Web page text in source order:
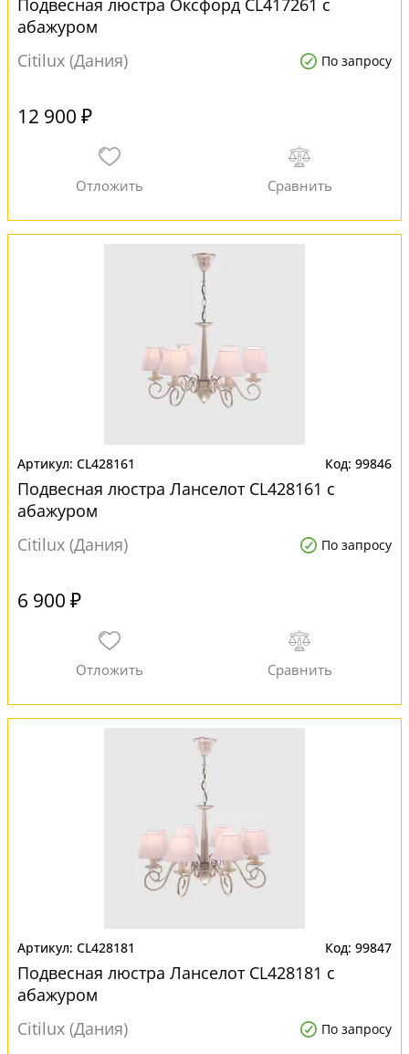
Подвесная люстра Оксфорд CL417261 с
абажуром
Citilux (Дания)
По запросу
12 900 ₽
CL428161 99846
Подвесная люстра Ланселот CL428161 с
абажуром
Citilux (Дания)
По запросу
6 900 ₽
CL428181 99847
Подвесная люстра Ланселот CL428181 с
абажуром
Citilux (Дания)
По запросу